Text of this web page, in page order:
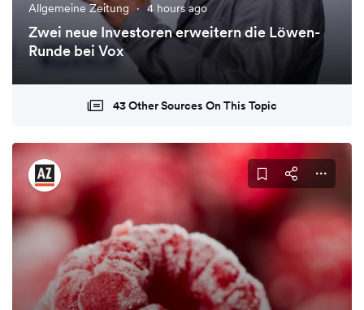
Allgemeine Zeitung · 4 hours ago
Zwei neue Investoren erweitern die Löwen-
Runde bei Vox
43 Other Sources On This Topic